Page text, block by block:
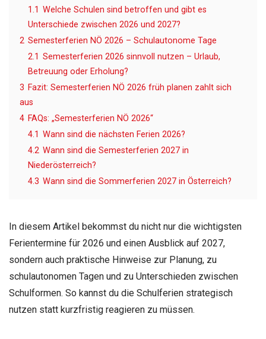
1.1 Welche Schulen sind betroffen und gibt es
Unterschiede zwischen 2026 und 2027?
2 Semesterferien NÖ 2026 – Schulautonome Tage
2.1 Semesterferien 2026 sinnvoll nutzen – Urlaub,
Betreuung oder Erholung?
3 Fazit: Semesterferien NÖ 2026 früh planen zahlt sich
aus
4 FAQs: „Semesterferien NÖ 2026“
4.1 Wann sind die nächsten Ferien 2026?
4.2 Wann sind die Semesterferien 2027 in
Niederösterreich?
4.3 Wann sind die Sommerferien 2027 in Österreich?
In diesem Artikel bekommst du nicht nur die wichtigsten
Ferientermine für 2026 und einen Ausblick auf 2027,
sondern auch praktische Hinweise zur Planung, zu
schulautonomen Tagen und zu Unterschieden zwischen
Schulformen. So kannst du die Schulferien strategisch
nutzen statt kurzfristig reagieren zu müssen.